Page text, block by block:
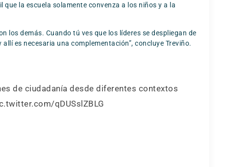
la escuela solamente convenza a los niños y a la
los demás. Cuando tú ves que los líderes se despliegan de
es necesaria una complementación”, concluye Treviño.
de ciudadanía desde diferentes contextos
qDUSslZBLG